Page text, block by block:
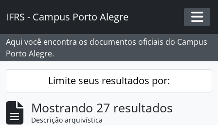
IFRS - Campus Porto Alegre
Aqui você encontra os documentos oficiais do Campus
Porto Alegre.
Limite seus resultados por:
Mostrando 27 resultados
Descrição arquivística